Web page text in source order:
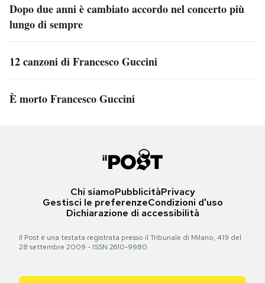
Dopo due anni è cambiato accordo nel concerto più
lungo di sempre
12 canzoni di Francesco Guccini
È morto Francesco Guccini
Chi siamoPubblicitàPrivacy
Gestisci le preferenzeCondizioni d'uso
Dichiarazione di accessibilità
Il Post è una testata registrata presso il Tribunale di Milano, 419 del
28 settembre 2009 - ISSN 2610-9980